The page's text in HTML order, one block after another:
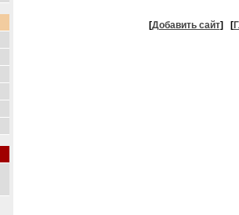
[Добавить сайт] [